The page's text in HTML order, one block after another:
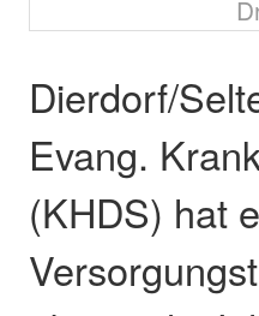
Dierdorf/
Evang.
(KHDS) hat